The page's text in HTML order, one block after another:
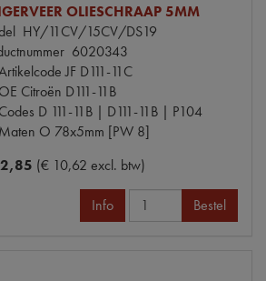
OLIESCHRAAP 5MM
HY/11CV/15CV/DS19
6020343
JF D111-11C
OE Citroën D111-11B
Codes D 111-11B | D111-11B | P104
Maten O 78x5mm [PW 8]
(€ 10,62 excl. btw)
Info Bestel